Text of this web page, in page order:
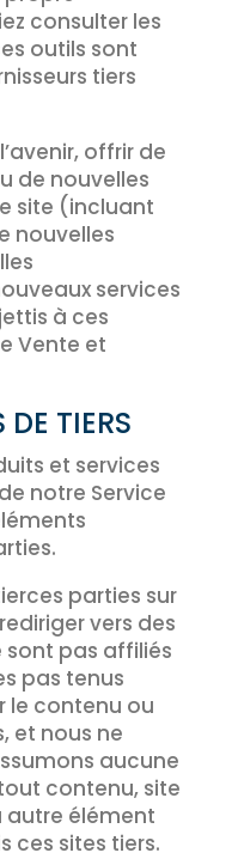
consulter les
outils sont
tiers
offrir de
de nouvelles
site (incluant
nouvelles
services
à ces
Vente et
TIERS
et services
notre Service
parties sur
vers des
sont pas affiliés
pas tenus
le contenu ou
et nous ne
aucune
contenu, site
autre élément
ces sites tiers.